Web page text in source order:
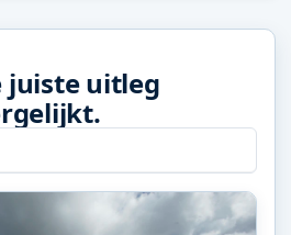
juiste uitleg